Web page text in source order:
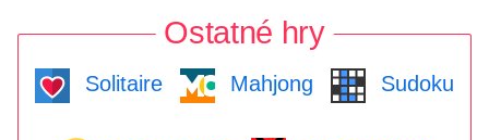
Ostatné hry
Solitaire Mahjong Sudoku